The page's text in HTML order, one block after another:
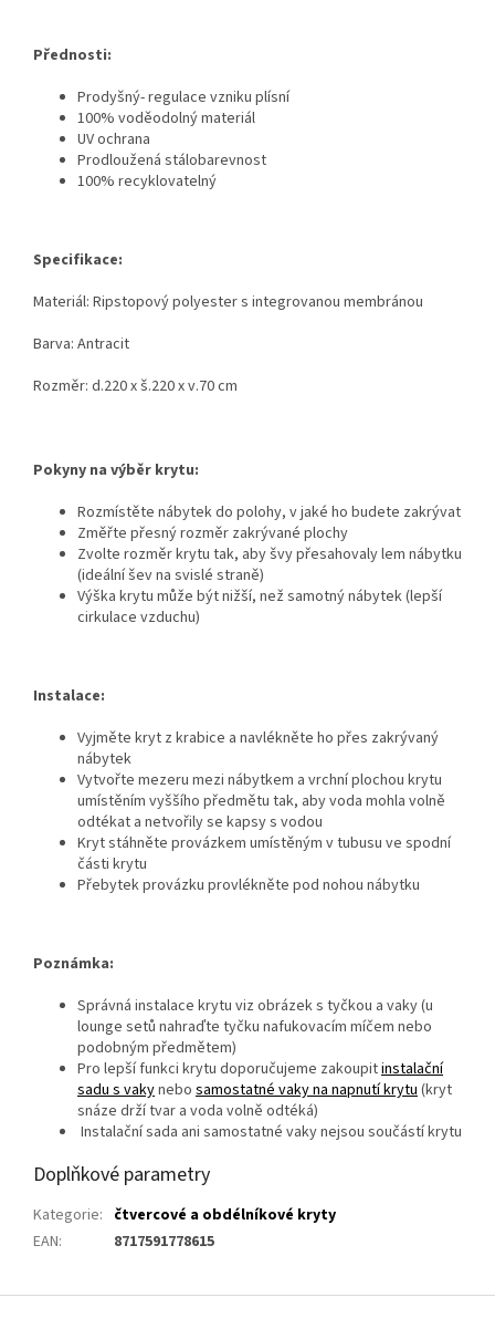
Přednosti:
Prodyšný- regulace vzniku plísní
100% voděodolný materiál
UV ochrana
Prodloužená stálobarevnost
100% recyklovatelný
Specifikace:
Materiál: Ripstopový polyester s integrovanou membránou
Barva: Antracit
Rozměr: d.220 x š.220 x v.70 cm
Pokyny na výběr krytu:
Rozmístěte nábytek do polohy, v jaké ho budete zakrývat
Změřte přesný rozměr zakrývané plochy
Zvolte rozměr krytu tak, aby švy přesahovaly lem nábytku
(ideální šev na svislé straně)
Výška krytu může být nižší, než samotný nábytek (lepší
cirkulace vzduchu)
Instalace:
Vyjměte kryt z krabice a navlékněte ho přes zakrývaný
nábytek
Vytvořte mezeru mezi nábytkem a vrchní plochou krytu
umístěním vyššího předmětu tak, aby voda mohla volně
odtékat a netvořily se kapsy s vodou
Kryt stáhněte provázkem umístěným v tubusu ve spodní
části krytu
Přebytek provázku provlékněte pod nohou nábytku
Poznámka:
Správná instalace krytu viz obrázek s tyčkou a vaky (u
lounge setů nahraďte tyčku nafukovacím míčem nebo
podobným předmětem)
Pro lepší funkci krytu doporučujeme zakoupitinstalační
sadu s vakynebo samostatné vaky na napnutí krytu (kryt
snáze drží tvar a voda volně odtéká)
Instalační sada ani samostatné vaky nejsou součástí krytu
Doplňkové parametry
Kategorie: čtvercové a obdélníkové kryty
EAN: 8717591778615
Z